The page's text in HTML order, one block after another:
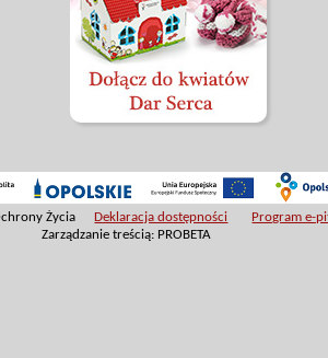
Życia Deklaracja dostępności
Program e-
Zarządzanie treścią: PROBETA